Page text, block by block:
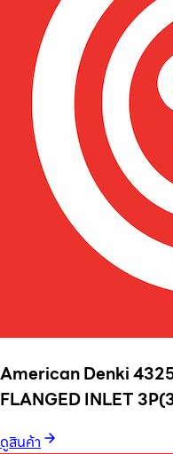
American Denki
FLANGED INLET
ดูสินค้า